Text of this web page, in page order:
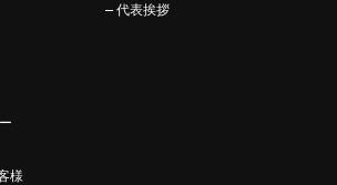
代表挨拶
様